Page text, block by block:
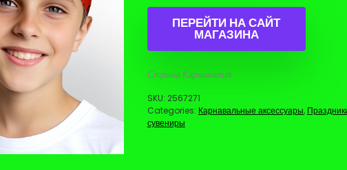
ПЕРЕЙТИ НА САЙТ
МАГАЗИНА
Страна Карнавалия
SKU: 2567271
Categories: Карнавальные аксессуары,
сувениры